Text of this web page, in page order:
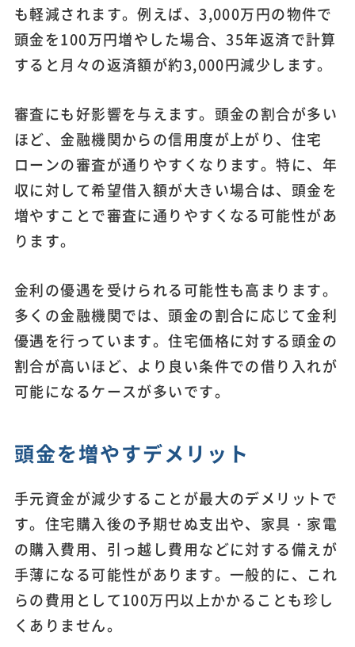
も軽減されます。例えば、3,000万円の物件で
頭金を100万円増やした場合、35年返済で計算
すると月々の返済額が約3,000円減少します。
審査にも好影響を与えます。頭金の割合が多い
ほど、金融機関からの信用度が上がり、住宅
ローンの審査が通りやすくなります。特に、年
収に対して希望借入額が大きい場合は、頭金を
増やすことで審査に通りやすくなる可能性があ
ります。
金利の優遇を受けられる可能性も高まります。
多くの金融機関では、頭金の割合に応じて金利
優遇を行っています。住宅価格に対する頭金の
割合が高いほど、より良い条件での借り入れが
可能になるケースが多いです。
頭金を増やすデメリット
手元資金が減少することが最大のデメリットで
す。住宅購入後の予期せぬ支出や、家具・家電
の購入費用、引っ越し費用などに対する備えが
手薄になる可能性があります。一般的に、これ
らの費用として100万円以上かかることも珍し
くありません。